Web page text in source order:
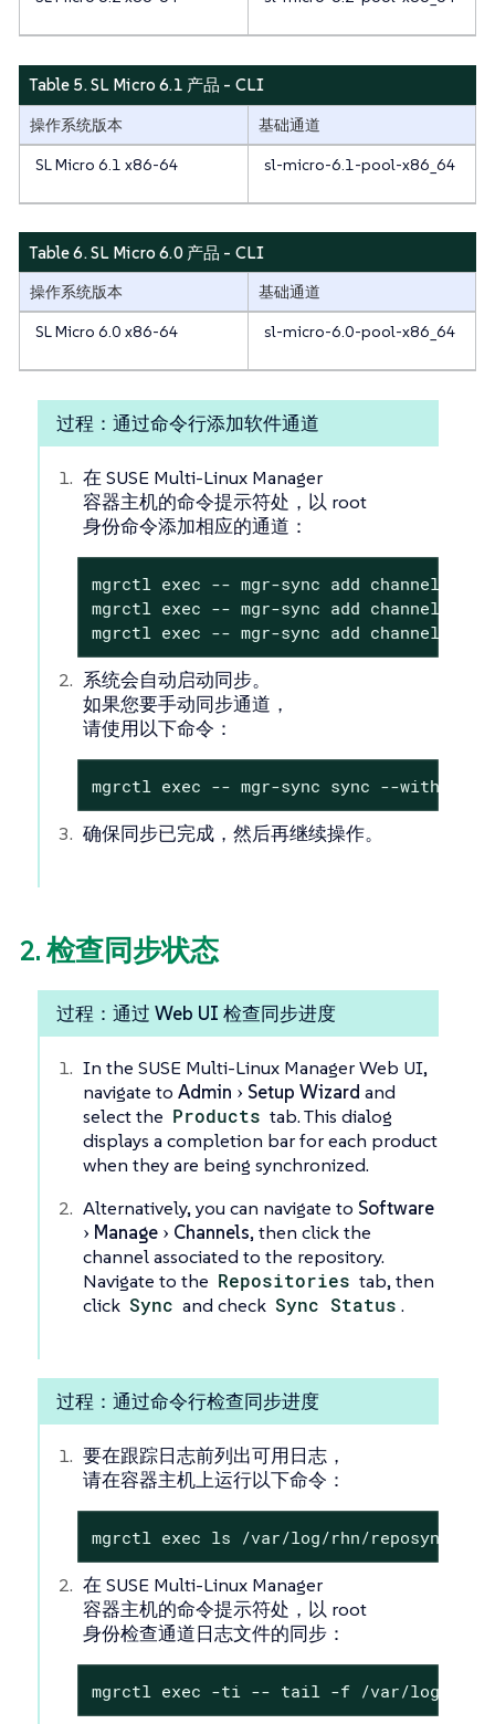
Table 5. SL Micro 6.1 产品 - CLI
操作系统版本
基础通道
SL Micro 6.1 x86-64
sl-micro-6.1-pool-x86_64
Table 6. SL Micro 6.0 产品 - CLI
操作系统版本
基础通道
SL Micro 6.0 x86-64
sl-micro-6.0-pool-x86_64
过程：通过命令行添加软件通道
在 SUSE Multi-Linux Manager
容器主机的命令提示符处，以 root
身份命令添加相应的通道：
mgrctl exec -- mgr-sync add channel
mgrctl exec -- mgr-sync add channel
mgrctl exec -- mgr-sync add channel
系统会自动启动同步。
如果您要手动同步通道，
请使用以下命令：
mgrctl exec -- mgr-sync sync --with-
确保同步已完成，然后再继续操作。
2. 检查同步状态
过程：通过 Web UI 检查同步进度
In the SUSE Multi-Linux Manager Web UI,
navigate to Admin Setup Wizard and
select the Products tab. This dialog
displays a completion bar for each product
when they are being synchronized.
Alternatively, you can navigate to Software
Manage
Channels, then click the
channel associated to the repository.
Navigate to the Repositories tab, then
click Sync and check Sync Status .
过程：通过命令行检查同步进度
要在跟踪日志前列出可用日志，
请在容器主机上运行以下命令：
mgrctl exec ls /var/log/rhn/reposync/
在 SUSE Multi-Linux Manager
容器主机的命令提示符处，以 root
身份检查通道日志文件的同步：
mgrctl exec -ti -- tail -f /var/log/rhn/